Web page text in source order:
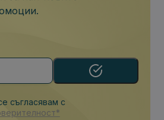
съгласявам с